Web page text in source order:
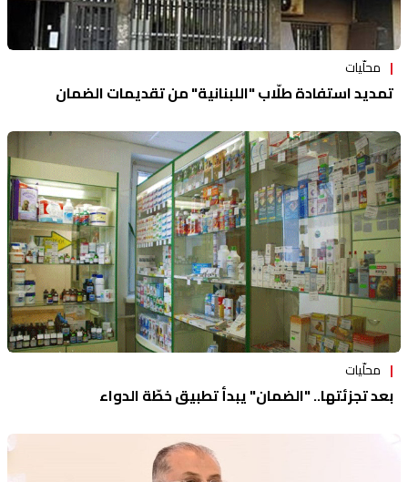
محلّيات
تمديد استفادة طلّاب "اللبنانية" من تقديمات الضمان
محلّيات
بعد تجزئتها.. "الضمان" يبدأ تطبيق خطّة الدواء